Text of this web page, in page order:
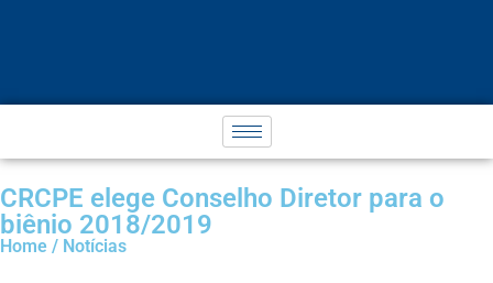
CRCPE elege Conselho Diretor para o
biênio 2018/2019
Home / Notícias